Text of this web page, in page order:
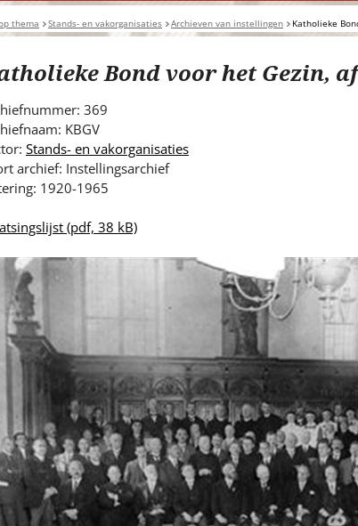
d
e
i
.
thema Stands- en vakorganisaties Archieven van instellingen Katholieke
Bond voor het Gezin,
369
KBGV
Stands- en vakorganisaties
archief: Instellingsarchief
1920-1965
(pdf, 38 kB)